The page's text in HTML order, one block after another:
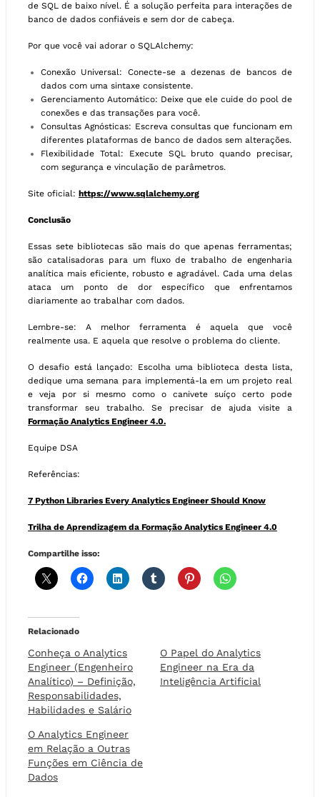
de SQL de baixo nível. É a solução perfeita para interações de
banco de dados confiáveis e sem dor de cabeça.
Por que você vai adorar o SQLAlchemy:
Conexão Universal: Conecte-se a dezenas de bancos de
dados com uma sintaxe consistente.
Gerenciamento Automático: Deixe que ele cuide do pool de
conexões e das transações para você.
Consultas Agnósticas: Escreva consultas que funcionam em
diferentes plataformas de banco de dados sem alterações.
Flexibilidade Total: Execute SQL bruto quando precisar,
com segurança e vinculação de parâmetros.
Site oficial: https://www.sqlalchemy.org
Conclusão
Essas sete bibliotecas são mais do que apenas ferramentas;
são catalisadoras para um fluxo de trabalho de engenharia
analítica mais eficiente, robusto e agradável. Cada uma delas
ataca um ponto de dor específico que enfrentamos
diariamente ao trabalhar com dados.
Lembre-se: A melhor ferramenta é aquela que você
realmente usa. E aquela que resolve o problema do cliente.
O desafio está lançado: Escolha uma biblioteca desta lista,
dedique uma semana para implementá-la em um projeto real
e veja por si mesmo como o canivete suíço certo pode
transformar seu trabalho. Se precisar de ajuda visite a
Formação Analytics Engineer 4.0.
Equipe DSA
Referências:
7 Python Libraries Every Analytics Engineer Should Know
Trilha de Aprendizagem da Formação Analytics Engineer 4.0
Compartilhe isso:
Relacionado
Conheça o Analytics
Engineer (Engenheiro
Analítico) – Definição,
Responsabilidades,
Habilidades e Salário
O Papel do Analytics
Engineer na Era da
Inteligência Artificial
O Analytics Engineer
em Relação a Outras
Funções em Ciência de
Dados